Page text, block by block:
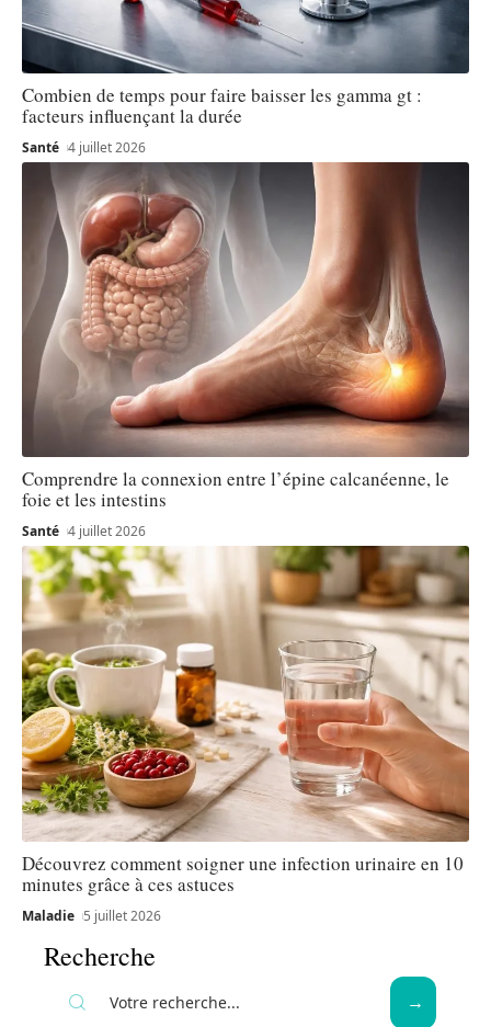
Combien de temps pour faire baisser les gamma gt :
facteurs influençant la durée
Santé 4 juillet 2026
Comprendre la connexion entre l’épine calcanéenne, le
foie et les intestins
Santé 4 juillet 2026
Découvrez comment soigner une infection urinaire en 10
minutes grâce à ces astuces
Maladie 5 juillet 2026
Recherche